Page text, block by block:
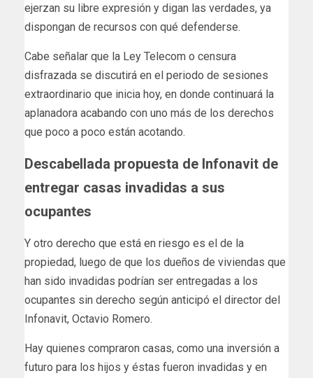
ejerzan su libre expresión y digan las verdades, ya
dispongan de recursos con qué defenderse.
Cabe señalar que la Ley Telecom o censura
disfrazada se discutirá en el periodo de sesiones
extraordinario que inicia hoy, en donde continuará la
aplanadora acabando con uno más de los derechos
que poco a poco están acotando.
Descabellada propuesta de Infonavit de
entregar casas invadidas a sus
ocupantes
Y otro derecho que está en riesgo es el de la
propiedad, luego de que los dueños de viviendas que
han sido invadidas podrían ser entregadas a los
ocupantes sin derecho según anticipó el director del
Infonavit, Octavio Romero.
Hay quienes compraron casas, como una inversión a
futuro para los hijos y éstas fueron invadidas y en